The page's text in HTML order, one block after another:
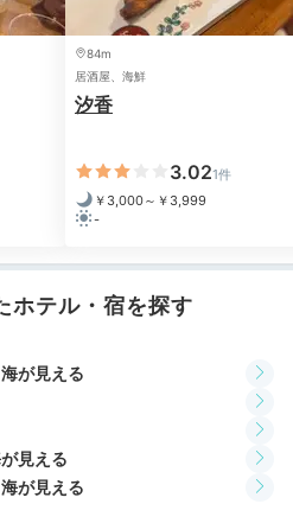
」は男女入れ替え制で、女
で入浴できます。昼夜でが
ぜひ時間を変えて入浴して
を眺めながらのんびりする
84m
居酒屋、海鮮
汐香
3.021件
￥3,000～￥3,999
-
ホテル・宿を探す
が見える
見える
が見える